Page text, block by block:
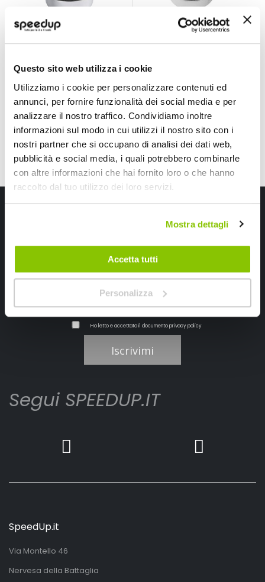
Questo sito web utilizza i cookie
Utilizziamo i cookie per personalizzare contenuti ed
annunci, per fornire funzionalità dei social media e per
analizzare il nostro traffico. Condividiamo inoltre
informazioni sul modo in cui utilizzi il nostro sito con i
nostri partner che si occupano di analisi dei dati web,
pubblicità e social media, i quali potrebbero combinarle
con altre informazioni che hai fornito loro o che hanno
raccolto dal tuo utilizzo dei loro servizi.
Mostra dettagli
Accetta tutti
Personalizza
Pomello cambio
universale Ikon
Nero/rosso Diam. 15mm
max
33,67 € Prezzo
speciale
26,50 € -21%
CONSEGNA IN
48H
Pomello cambio
universale Touring -
21,47 €
Prezzo
speciale
18,80 € -12%
CONSEGNA IN
48H
Mostra
Iscriviti alla newsletter Speedup
Ricevi subito uno sconto del 10% per il tuo primo acquisto online!
Ho letto e accettato il documentoprivacy policy
Iscrivimi
Segui SPEEDUP.IT
SpeedUp.it
Via Montello 46
Nervesa della Battaglia